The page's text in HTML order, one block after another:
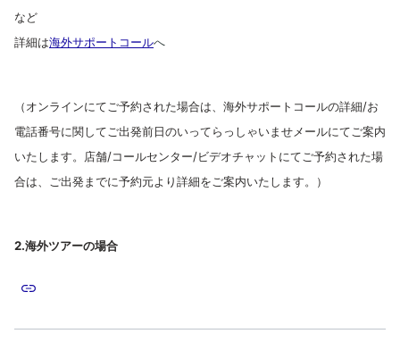
など
詳細は海外サポートコールへ
（オンラインにてご予約された場合は、海外サポートコールの詳細/お
電話番号に関して ご出発前日のいってらっしゃいませメールにてご案内
いたします。店舗/コールセンター/ビデオチャットにてご予約された場
合は、ご出発までに予約元より詳細をご案内いたします。）
2.海外ツアーの場合